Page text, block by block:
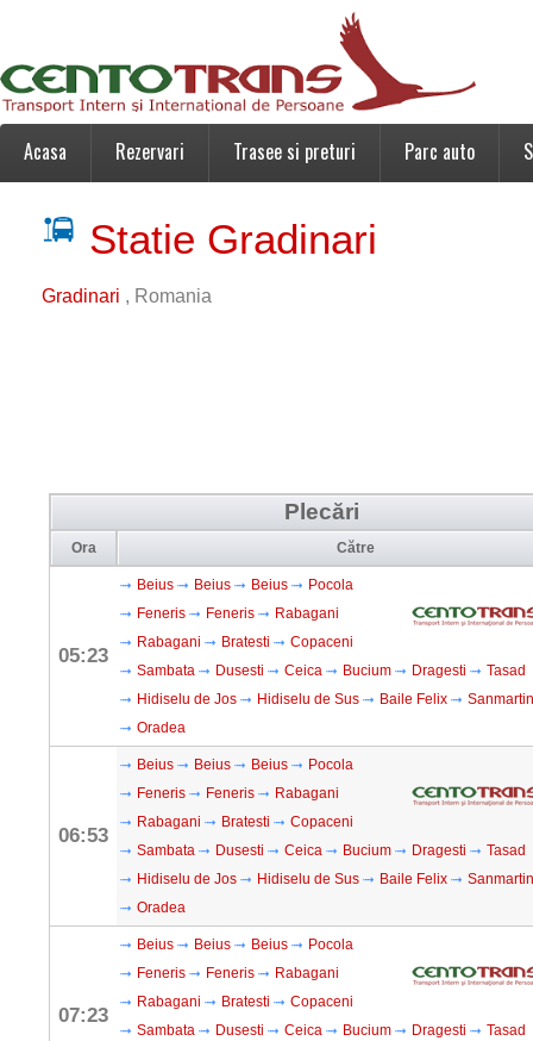
Acasa Rezervari Trasee si preturi Parc auto
Statie Gradinari
Gradinari , Romania
Plecări
Ora Către
05:23
Beius Beius Beius
Pocola
Feneris
Feneris
Rabagani
Rabagani
Bratesti
Copaceni
Sambata
Dusesti Ceica Bucium Dragesti
Tasad
Hidiselu de Jos
Hidiselu de Sus Baile Felix
Sanmartin
Oradea
06:53
Beius Beius Beius
Pocola
Feneris
Feneris
Rabagani
Rabagani
Bratesti
Copaceni
Sambata
Dusesti Ceica Bucium Dragesti
Tasad
Hidiselu de Jos
Hidiselu de Sus Baile Felix
Sanmartin
Oradea
07:23
Beius Beius Beius
Pocola
Feneris
Feneris
Rabagani
Rabagani
Bratesti
Copaceni
Sambata
Dusesti Ceica Bucium Dragesti
Tasad